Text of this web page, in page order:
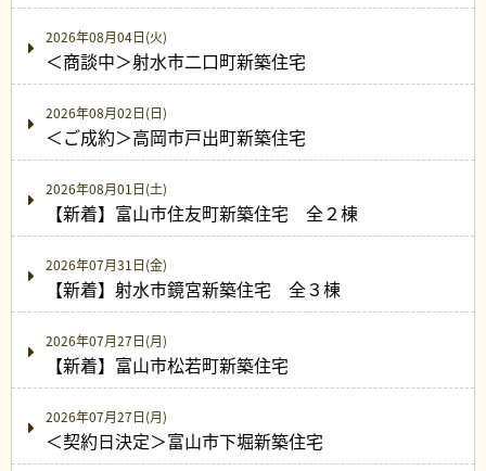
2026年08月04日(火)
＜商談中＞射水市二口町新築住宅
2026年08月02日(日)
＜ご成約＞高岡市戸出町新築住宅
2026年08月01日(土)
【新着】富山市住友町新築住宅 全２棟
2026年07月31日(金)
【新着】射水市鏡宮新築住宅 全３棟
2026年07月27日(月)
【新着】富山市松若町新築住宅
2026年07月27日(月)
＜契約日決定＞富山市下堀新築住宅